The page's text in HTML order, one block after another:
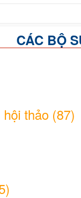
CÁC BỘ
thảo (87)